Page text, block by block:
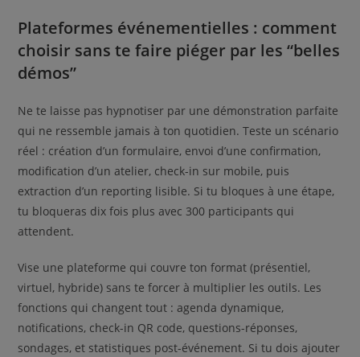
Plateformes événementielles : comment
choisir sans te faire piéger par les “belles
démos”
Ne te laisse pas hypnotiser par une démonstration parfaite
qui ne ressemble jamais à ton quotidien. Teste un scénario
réel : création d’un formulaire, envoi d’une confirmation,
modification d’un atelier, check-in sur mobile, puis
extraction d’un reporting lisible. Si tu bloques à une étape,
tu bloqueras dix fois plus avec 300 participants qui
attendent.
Vise une plateforme qui couvre ton format (présentiel,
virtuel, hybride) sans te forcer à multiplier les outils. Les
fonctions qui changent tout : agenda dynamique,
notifications, check-in QR code, questions-réponses,
sondages, et statistiques post-événement. Si tu dois ajouter